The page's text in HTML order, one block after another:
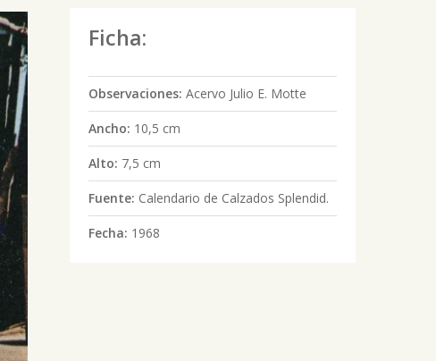
Ficha:
Observaciones: Acervo Julio E. Motte
Ancho: 10,5 cm
Alto: 7,5 cm
Fuente: Calendario de Calzados Splendid.
Fecha: 1968